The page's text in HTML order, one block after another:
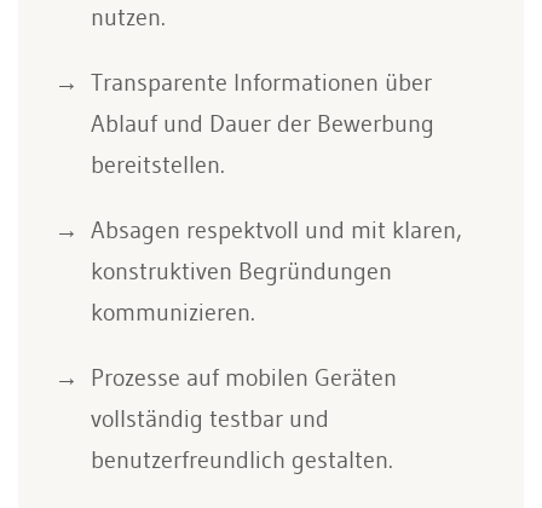
nutzen.
Transparente Informationen über
Ablauf und Dauer der Bewerbung
bereitstellen.
Absagen respektvoll und mit klaren,
konstruktiven Begründungen
kommunizieren.
Prozesse auf mobilen Geräten
vollständig testbar und
benutzerfreundlich gestalten.